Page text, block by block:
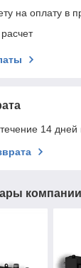
на оплату в
14 дней
компании